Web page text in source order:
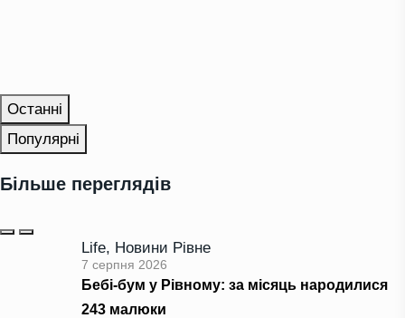
Останні
Популярні
Більше переглядів
Life, Новини Рівне
7 серпня 2026
Бебі-бум у Рівному: за місяць народилися
243 малюки